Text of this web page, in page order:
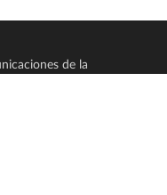
de la